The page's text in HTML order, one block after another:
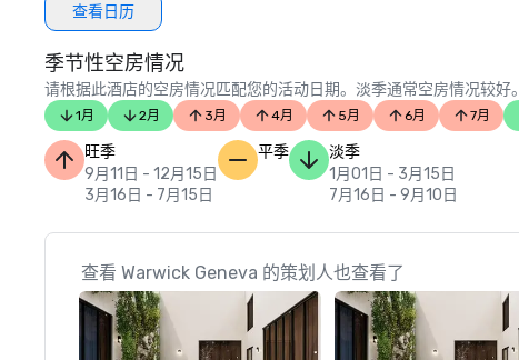
查看日历
季节性空房情况
请根据此酒店的空房情况匹配您的活动日期。淡季通常空房情况较好。
1月 2月 3月 4月 5月 6月 7月
旺季
9月11日 - 12月15日
3月16日 - 7月15日
平季
淡季
1月01日 - 3月15日
7月16日 - 9月10日
查看 Warwick Geneva 的策划人也查看了